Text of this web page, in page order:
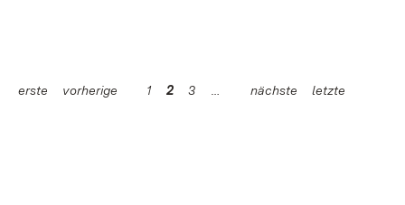
erste vorherige 1 2 3 nächste letzte